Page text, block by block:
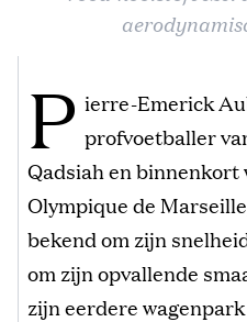
P ierre-Emerick
profvoetballer
Qadsiah en
Olympique de
bekend om zijn
om zijn opvallende
zijn eerdere